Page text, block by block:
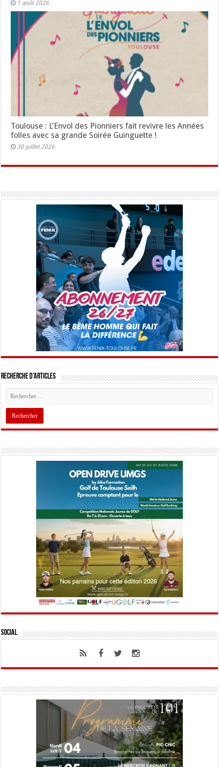
1 août 2026
Toulouse : L’Envol des Pionniers fait revivre les Années
folles avec sa grande Soirée Guinguette !
30 juillet 2026
Recherche d’articles
Social